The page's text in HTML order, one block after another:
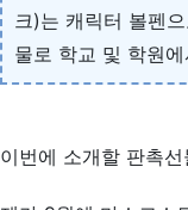
크)는 캐릭터 볼펜
물로 학교 및 학원
이번에 소개할 판촉